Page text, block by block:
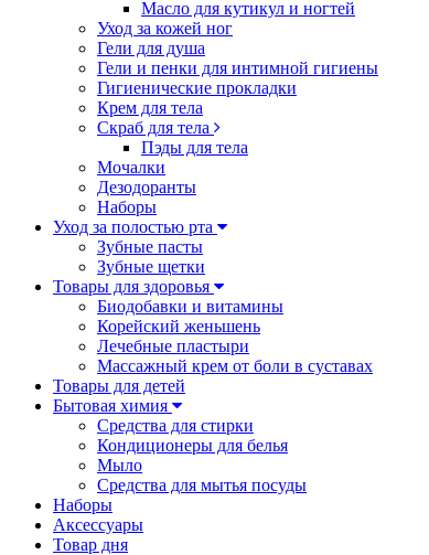
Масло для кутикул и ногтей
Уход за кожей ног
Гели для душа
Гели и пенки для интимной гигиены
Гигиенические прокладки
Крем для тела
Скраб для тела
Пэды для тела
Мочалки
Дезодоранты
Наборы
Уход за полостью рта
Зубные пасты
Зубные щетки
Товары для здоровья
Биодобавки и витамины
Корейский женьшень
Лечебные пластыри
Массажный крем от боли в суставах
Товары для детей
Бытовая химия
Средства для стирки
Кондиционеры для белья
Мыло
Средства для мытья посуды
Наборы
Аксессуары
Товар дня